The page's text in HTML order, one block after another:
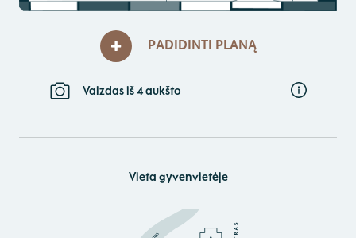
PADIDINTI PLANĄ
Vaizdas iš 4 aukšto
Vieta gyvenvietėje